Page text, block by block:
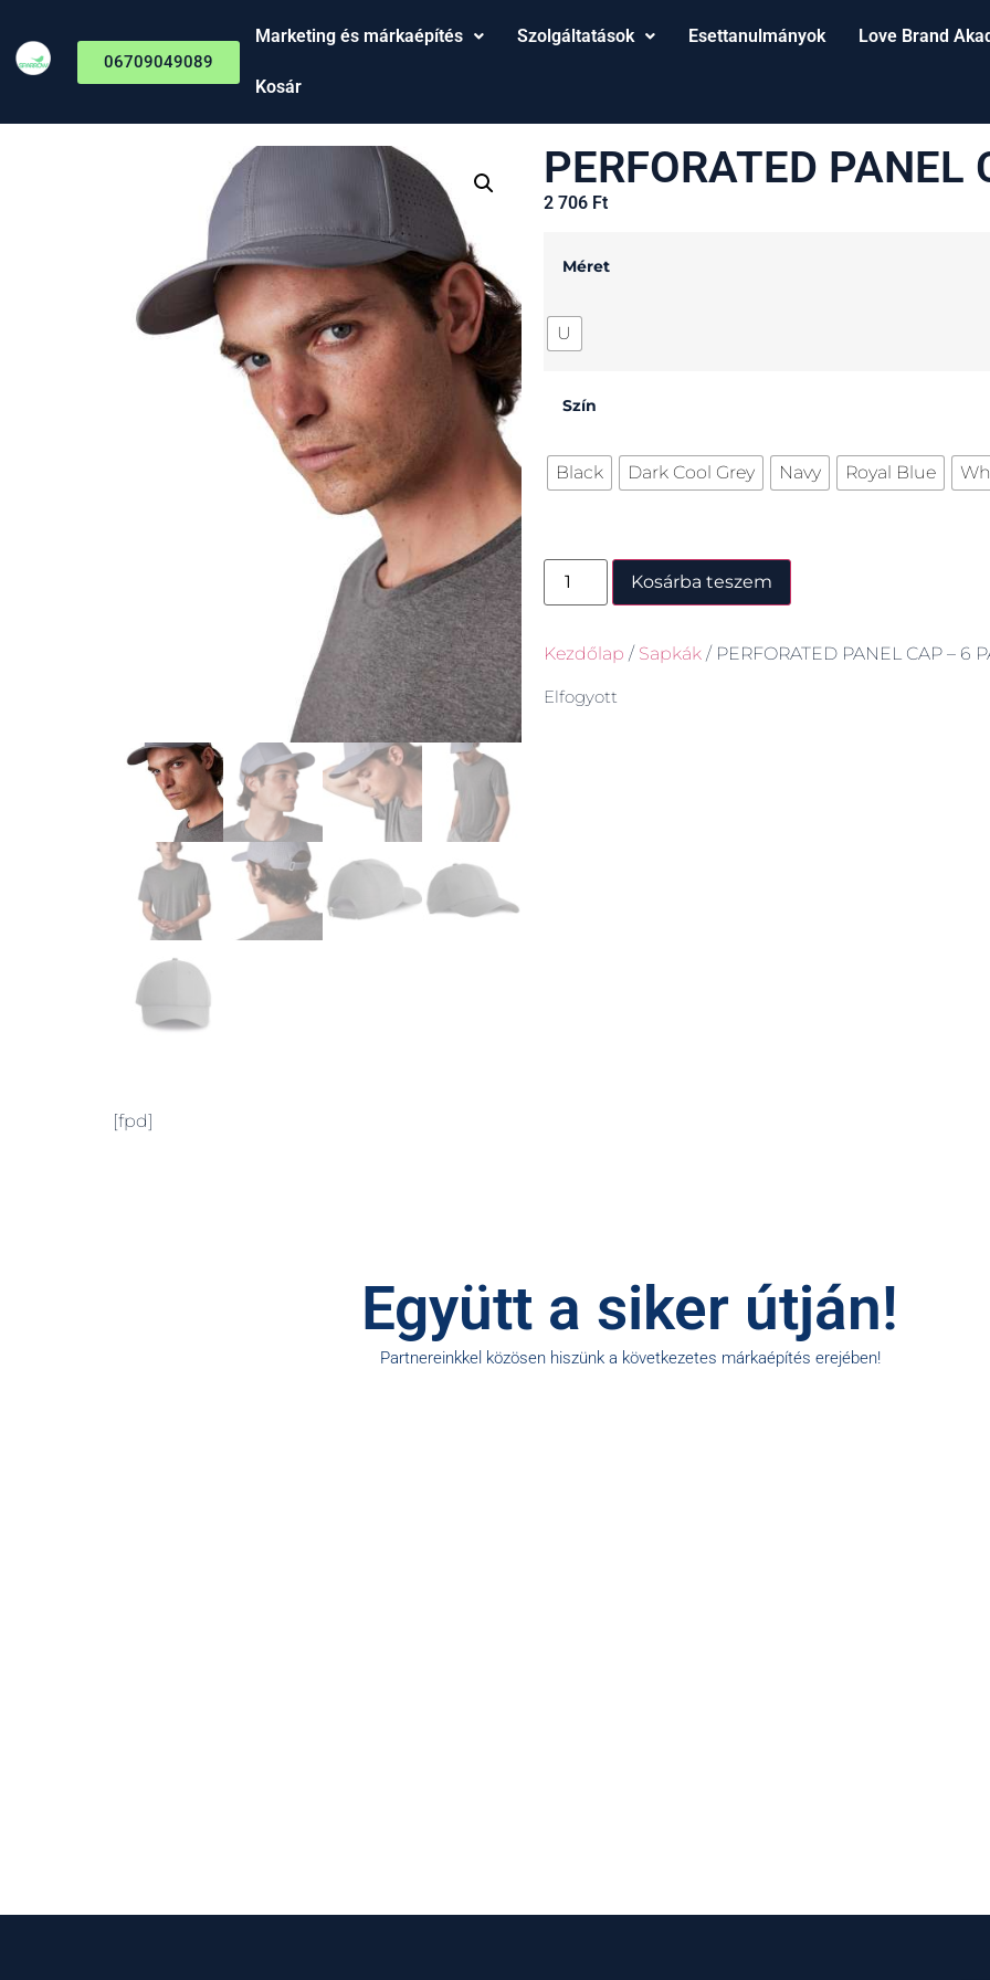
06709049089
Marketing és márkaépítés Szolgáltatások Esettanulmányok Love Brand
Kosár
PERFORATED
2 706 Ft
Méret
U
Szín
Black Dark Cool Grey Navy Royal Blue
Kosárba teszem
Kezdőlap / Sapkák/ PERFORATED PANEL CAP – 6
Elfogyott
[fpd]
Együtt a siker útján!
Partnereinkkel közösen hiszünk a következetes márkaépítés erejében!